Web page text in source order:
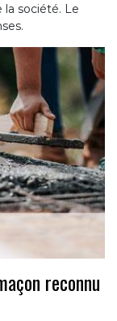
société. Le
reconnu